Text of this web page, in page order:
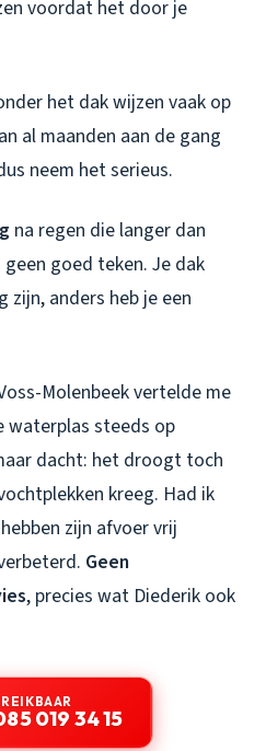
voordat het door je
het dak wijzen vaak op
al maanden aan de gang
neem het serieus.
na regen die langer dan
goed teken. Je dak
zijn, anders heb je een
Molenbeek vertelde me
waterplas steeds op
dacht: het droogt toch
kreeg. Had ik
zijn afvoer vrij
Geen
, precies wat Diederik ook
019 34 15